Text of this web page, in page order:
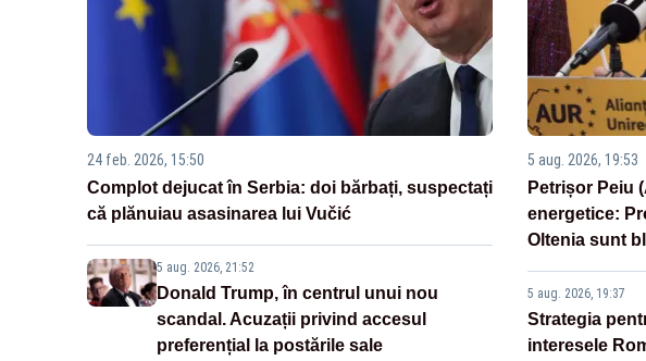
24 feb. 2026, 15:50
Complot dejucat în Serbia: doi bărbați, suspectați
că plănuiau asasinarea lui Vučić
5 aug. 2026, 21:52
Donald Trump, în centrul unui nou
scandal. Acuzații privind accesul
preferențial la postările sale
5 aug. 2026, 19:53
Petrișor Peiu
energetice:
Oltenia sunt
5 aug. 2026, 19:37
Strategia
interesele